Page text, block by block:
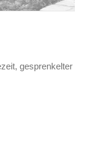
gesprenkelter